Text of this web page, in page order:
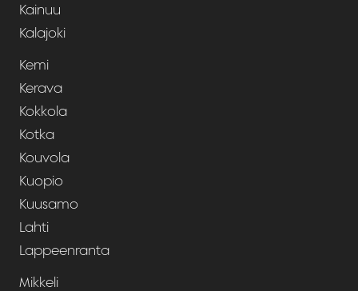
Kainuu
Kalajoki
Kemi
Kerava
Kokkola
Kotka
Kouvola
Kuopio
Kuusamo
Lahti
Lappeenranta
Mikkeli